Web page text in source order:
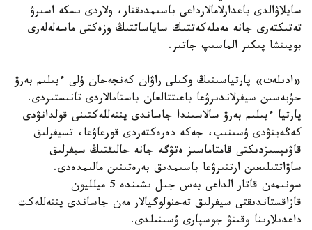
سايلاۋالدى باعدارلامالارداعى باسىمدىقتار، ولاردى ىسكە اسىرۋ
تەتىكتەرى جانە مەملەكەتتىك ساياساتتىڭ وزەكتى ماسەلەلەرى
بويىنشا پىكىر الماسىپ جاتىر.
«ادىلەت» پارتياسىنىڭ وكىلى راۋان كەنجەحان ۇلى ءبىلىم بەرۋ
جۇيەسىن سيفرلاندىرۋعا باعىتتالعان باستامالاردى تانىستىردى.
پارتيا ءبىلىم بەرۋ سالاسىندا جاساندى ينتەللەكتىنى قولدانۋدى
كەڭەيتۋدى ۇسىنىپ، جەكە دەرەكتەردى قورعاۋعا، تسيفرلىق
قاۋىپسىزدىكتى قامتاماسىز ەتۋگە جانە حالىقتىڭ سيفرلىق
ساۋاتتىلىعىن ارتتىرۋعا باسىمدىق بەرەتىنىن مالىمدەدى.
سونىمەن قاتار الداعى بەس جىل ىشىندە 5 ميلليون
قازاقستاندىقتى سيفرلىق تەحنولوگيالار مەن جاساندى ينتەللەكت
داعدىلارىنا وقىتۋ جوسپارى ۇسىنىلدى.